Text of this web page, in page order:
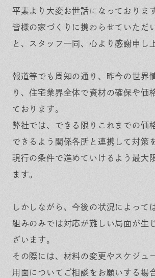
平素より大変お世話になっておりま
皆様の家づくりに携わらせていただ
と、スタッフ一同、心より感謝申し
報道等でも周知の通り、昨今の世界
り、住宅業界全体で資材の確保や価
ております。
弊社では、できる限りこれまでの価
できるよう関係各所と連携して対策
現行の条件で進めていけるよう最大
ます。
しかしながら、今後の状況によって
組みのみでは対応が難しい局面が生
ざいます。
その際には、材料の変更やスケジュ
用面についてご相談をお願いする場
ヒノキプロジェクト
よくある質問
お客様の声
スタッフ紹介
採用情報
資料請求
お問い合わせ
In
ag
ra
m
Fa
bo
ok
LI
E